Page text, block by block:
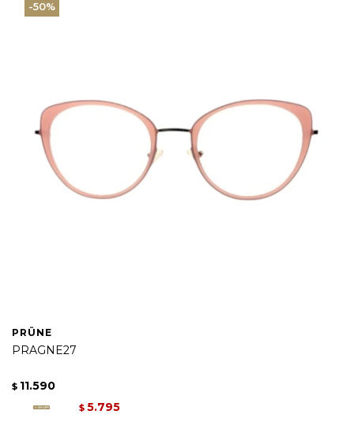
50
PRÜNE
PRAGNE27
$ 11.590
$ 5.795